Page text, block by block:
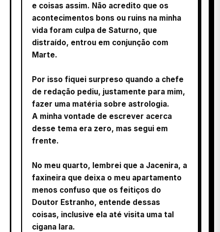
e coisas assim. Não acredito que os
acontecimentos bons ou ruins na minha
vida foram culpa de Saturno, que
distraído, entrou em conjunção com
Marte.
Por isso fiquei surpreso quando a chefe
de redação pediu, justamente para mim,
fazer uma matéria sobre astrologia.
A minha vontade de escrever acerca
desse tema era zero, mas segui em
frente.
No meu quarto, lembrei que a Jacenira, a
faxineira que deixa o meu apartamento
menos confuso que os feitiços do
Doutor Estranho, entende dessas
coisas, inclusive ela até visita uma tal
cigana Iara.